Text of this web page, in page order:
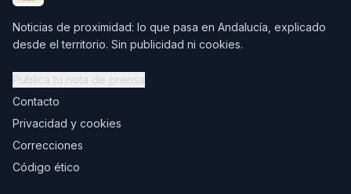
Noticias de proximidad: lo que pasa en Andalucía, explicado
desde el territorio. Sin publicidad ni cookies.
Publica tu nota de prensa
Contacto
Privacidad y cookies
Correcciones
Código ético